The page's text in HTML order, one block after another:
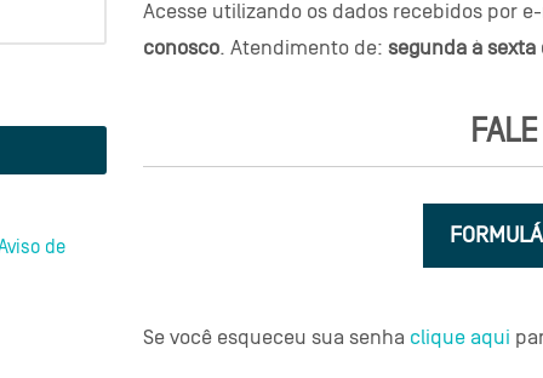
de
Acesse utilizando os dados recebidos por
conosco. Atendimento de: segunda à sexta
Se você esqueceu sua senha clique aqui